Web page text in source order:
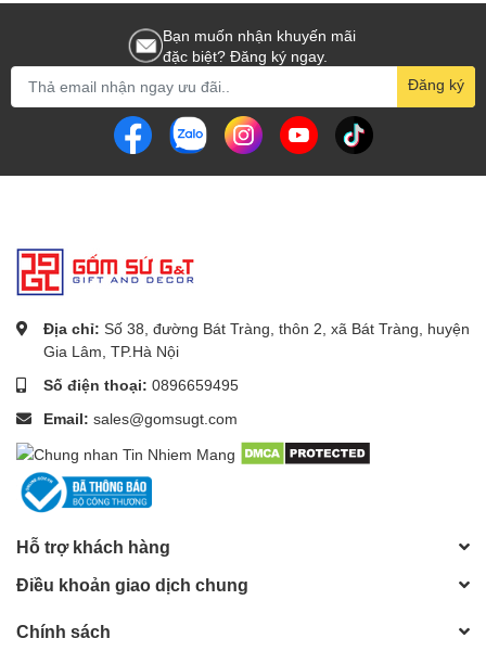
Bạn muốn nhận khuyến mãi
đặc biệt? Đăng ký ngay.
Đăng ký
Địa chỉ: Số 38, đường Bát Tràng, thôn 2, xã Bát Tràng, huyện
Gia Lâm, TP.Hà Nội
Số điện thoại: 0896659495
Email: sales@gomsugt.com
Hỗ trợ khách hàng
Điều khoản giao dịch chung
Chính sách